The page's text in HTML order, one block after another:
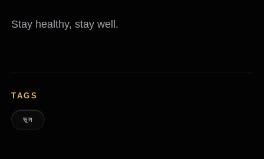
Stay healthy, stay well.
TAGS
ভূল